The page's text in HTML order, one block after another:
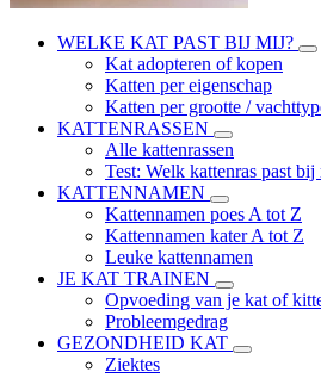
WELKE KAT PAST BIJ MIJ?
Kat adopteren of kopen
Katten per eigenschap
Katten per grootte /
KATTENRASSEN
Alle kattenrassen
Test: Welk kattenras past bij
KATTENNAMEN
Kattennamen poes A tot Z
Kattennamen kater A tot Z
Leuke kattennamen
JE KAT TRAINEN
Opvoeding van je kat of
Probleemgedrag
GEZONDHEID KAT
Ziektes